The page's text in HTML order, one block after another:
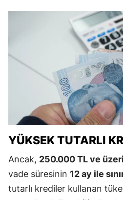
YÜKSEK TUTARLI
Ancak, 250.000 TL ve
vade süresinin 12 ay ile
tutarlı krediler kullanan